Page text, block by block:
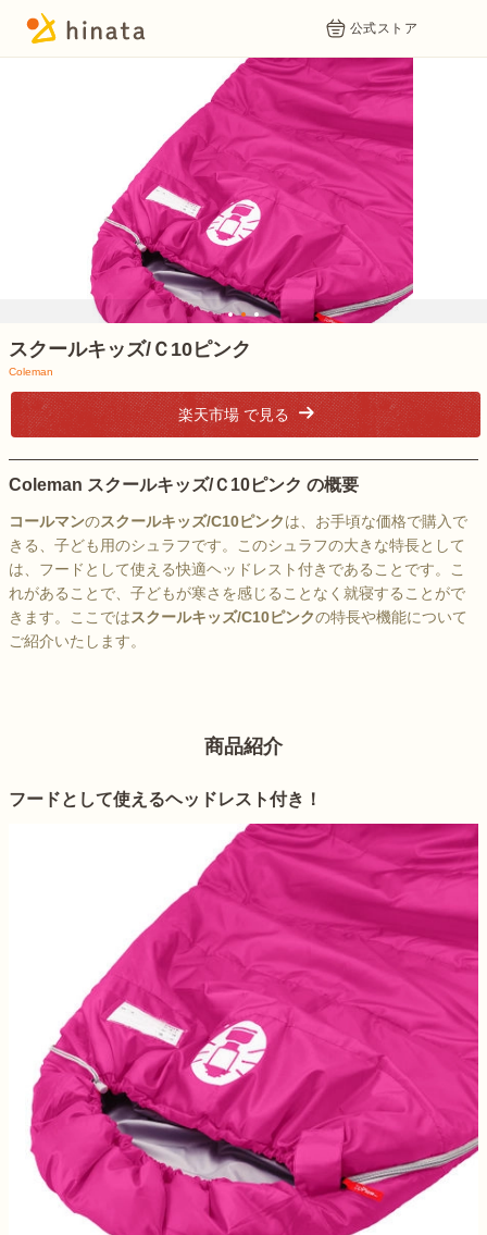
公式ストア
1 2 3
スクールキッズ/Ｃ10ピンク
Coleman
楽天市場 で見る
Coleman スクールキッズ/Ｃ10ピンク の概要
コールマンのスクールキッズ/C10ピンクは、お手頃な価格で購入で
きる、子ども用のシュラフです。このシュラフの大きな特長として
は、フードとして使える快適ヘッドレスト付きであることです。こ
れがあることで、子どもが寒さを感じることなく就寝することがで
きます。ここではスクールキッズ/C10ピンクの特長や機能について
ご紹介いたします。
商品紹介
フードとして使えるヘッドレスト付き！